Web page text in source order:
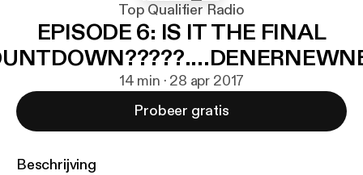
Top Qualifier Radio
EPISODE 6: IS IT THE FINAL
14 min · 28 apr 2017
Probeer gratis
Beschrijving